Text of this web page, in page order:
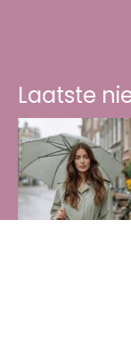
Laatste